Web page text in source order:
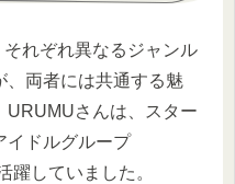
れぞれ異なるジャンル
、両者には共通する魅
URUMUさんは、スター
イドルグループ
躍していました。